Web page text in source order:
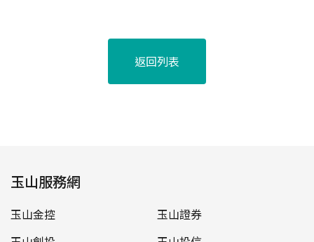
返回列表
玉山服務網
玉山金控
玉山證券